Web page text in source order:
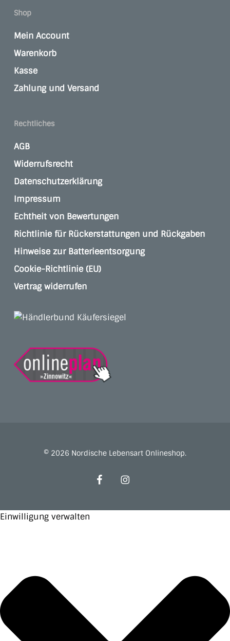
Shop
Mein Account
Warenkorb
Kasse
Zahlung und Versand
Rechtliches
AGB
Widerrufsrecht
Datenschutzerklärung
Impressum
Echtheit von Bewertungen
Richtlinie für Rückerstattungen und Rückgaben
Hinweise zur Batterieentsorgung
Cookie-Richtlinie (EU)
Vertrag widerrufen
© 2026 Nordische Lebensart Onlineshop.
facebookinstagram
Einwilligung verwalten